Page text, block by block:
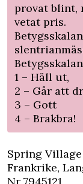
provat blint,
vetat pris.
1 – Häll ut,
2 – Går att
3 – Gott
4 – Brakbra!
Spring Village
Frankrike,
Nr 7945121